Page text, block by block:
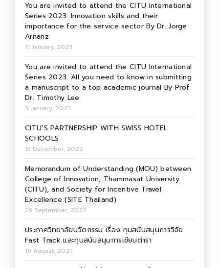
You are invited to attend the CITU International
Series 2023: Innovation skills and their
importance for the service sector By Dr. Jorge
Arnanz
11 January, 2023
You are invited to attend the CITU International
Series 2023: All you need to know in submitting
a manuscript to a top academic journal By Prof
Dr. Timothy Lee
3 January, 2023
CITU’S PARTNERSHIP WITH SWISS HOTEL
SCHOOLS
15 December, 2022
Memorandum of Understanding (MOU) between
College of Innovation, Thammasat University
(CITU), and Society for Incentive Travel
Excellence (SITE Thailand)
29 September, 2022
ประกาศวิทยาลัยนวัตกรรม เรื่อง ทุนสนับสนุนการวิจัย
Fast Track และทุนสนับสนุนการเขียนตำรา
19 August, 2021